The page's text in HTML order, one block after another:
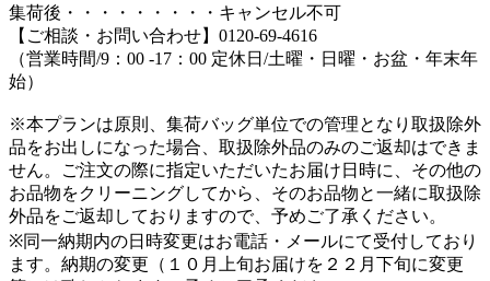
集荷後・・・・・・・・・キャンセル不可
【ご相談・お問い合わせ】0120-69-4616
（営業時間/9：00 -17：00 定休日/土曜・日曜・お盆・年末年
始）
※本プランは原則、集荷バッグ単位での管理となり取扱除外
品をお出しになった場合、取扱除外品のみのご返却はできま
せん。ご注文の際に指定いただいたお届け日時に、その他の
お品物をクリーニングしてから、そのお品物と一緒に取扱除
外品をご返却しておりますので、予めご了承ください。
※同一納期内の日時変更はお電話・メールにて受付しており
ます。納期の変更（１０月上旬お届けを２２月下旬に変更